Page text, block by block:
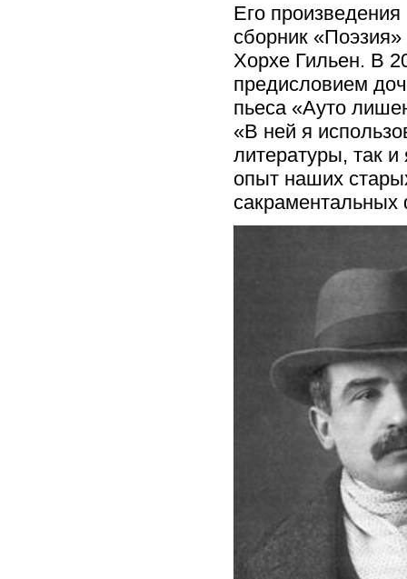
Его
сборник
Хорхе Гильен. В
предисловием
пьеса «Ауто
«В ней я
литературы, так
опыт наших
сакраментальных